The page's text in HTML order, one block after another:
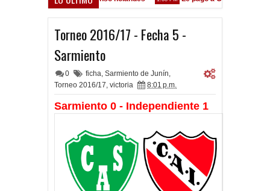
Torneo 2016/17 - Fecha 5 -
Sarmiento
0 ficha, Sarmiento de Junín,
Torneo 2016/17, victoria 8:01 p.m.
Sarmiento 0 - Independiente 1